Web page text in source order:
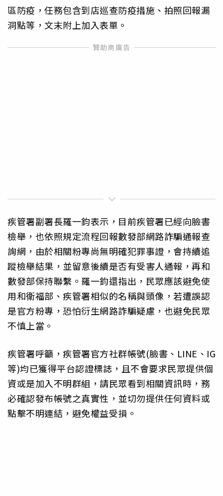
區防疫，任務包含到店巡查防疫措施、拍照回報漏
洞點等，文末附上加入表單。
疾管署副署長羅一鈞表示，目前疾管署已經向臉書
檢舉，也依照規定流程回報數發部網路詐騙通報查
詢網，由於相關粉專尚無明確犯罪事證，會持續追
蹤檢舉結果，並留意後續是否有受害人通報，再和
數發部保持聯繫。羅一鈞還指出，民眾應該避免使
用和衛福部、疾管署相似的名稱與頭像，若遭誤認
是官方粉專，恐怕衍生網路詐騙疑慮，也避免民眾
不慎上當。
疾管署呼籲，疾管署官方社群帳號(臉書、LINE、IG
等)均已獲得平台認證標誌，且不會要求民眾提供個
資或是加入不明群組，請民眾看到相關資訊時，務
必確認發布帳號之真實性，並切勿提供任何資料或
點擊不明連結，避免權益受損。